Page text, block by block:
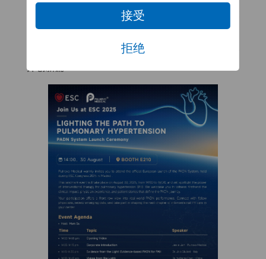
进一步彰显该技术的实际疗效与应用前景。我们诚
挚邀请全球嘉宾莅临E210展位共同见证PADN系列
产品欧洲上市的历史性时刻，共话未来发展，携手
开创新篇！
接受
拒绝